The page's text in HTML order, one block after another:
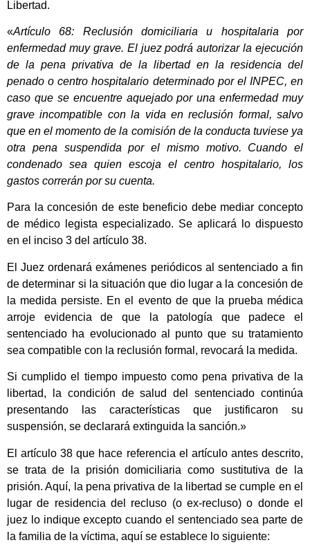
Libertad.
«Artículo 68: Reclusión domiciliaria u hospitalaria por
enfermedad muy grave. El juez podrá autorizar la ejecución
de la pena privativa de la libertad en la residencia del
penado o centro hospitalario determinado por el INPEC, en
caso que se encuentre aquejado por una enfermedad muy
grave incompatible con la vida en reclusión formal, salvo
que en el momento de la comisión de la conducta tuviese ya
otra pena suspendida por el mismo motivo. Cuando el
condenado sea quien escoja el centro hospitalario, los
gastos correrán por su cuenta.
Para la concesión de este beneficio debe mediar concepto
de médico legista especializado. Se aplicará lo dispuesto
en el inciso 3 del artículo 38.
El Juez ordenará exámenes periódicos al sentenciado a fin
de determinar si la situación que dio lugar a la concesión de
la medida persiste. En el evento de que la prueba médica
arroje evidencia de que la patología que padece el
sentenciado ha evolucionado al punto que su tratamiento
sea compatible con la reclusión formal, revocará la medida.
Si cumplido el tiempo impuesto como pena privativa de la
libertad, la condición de salud del sentenciado continúa
presentando las características que justificaron su
suspensión, se declarará extinguida la sanción.»
El artículo 38 que hace referencia el artículo antes descrito,
se trata de la prisión domiciliaria como sustitutiva de la
prisión. Aquí, la pena privativa de la libertad se cumple en el
lugar de residencia del recluso (o ex-recluso) o donde el
juez lo indique excepto cuando el sentenciado sea parte de
la familia de la víctima, aquí se establece lo siguiente: